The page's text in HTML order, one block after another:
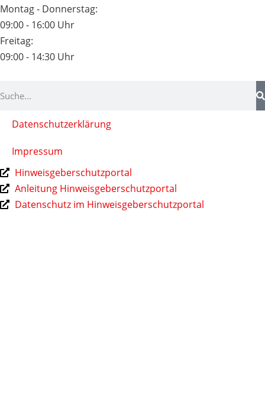
Montag - Donnerstag:
09:00 - 16:00 Uhr
Freitag:
09:00 - 14:30 Uhr
Datenschutzerklärung
Impressum
Hinweisgeberschutzportal
Anleitung Hinweisgeberschutzportal
Datenschutz im Hinweisgeberschutzportal